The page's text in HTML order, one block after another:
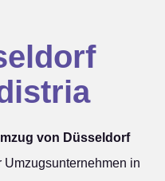
von Düsseldorf
Umzugsunternehmen in